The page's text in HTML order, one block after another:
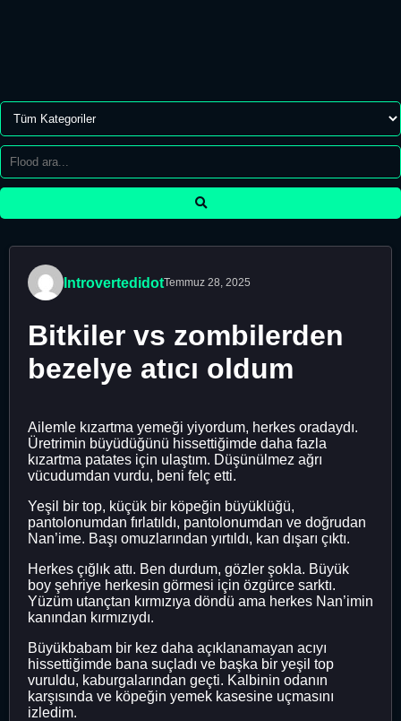
IntrovertedidotTemmuz 28, 2025
Bitkiler vs zombilerden
bezelye atıcı oldum
Ailemle kızartma yemeği yiyordum, herkes oradaydı.
Üretrimin büyüdüğünü hissettiğimde daha fazla
kızartma patates için ulaştım. Düşünülmez ağrı
vücudumdan vurdu, beni felç etti.
Yeşil bir top, küçük bir köpeğin büyüklüğü,
pantolonumdan fırlatıldı, pantolonumdan ve doğrudan
Nan’ime. Başı omuzlarından yırtıldı, kan dışarı çıktı.
Herkes çığlık attı. Ben durdum, gözler şokla. Büyük
boy şehriye herkesin görmesi için özgürce sarktı.
Yüzüm utançtan kırmızıya döndü ama herkes Nan’imin
kanından kırmızıydı.
Büyükbabam bir kez daha açıklanamayan acıyı
hissettiğimde bana suçladı ve başka bir yeşil top
vuruldu, kaburgalarından geçti. Kalbinin odanın
karşısında ve köpeğin yemek kasesine uçmasını
izledim.